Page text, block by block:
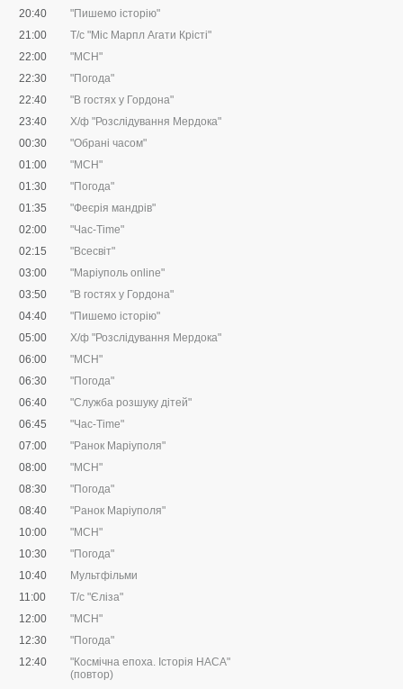
20:40
"Пишемо історію"
21:00
Т/с "Міс Марпл Агати Крісті"
22:00
"МСН"
22:30
"Погода"
22:40
"В гостях у Гордона"
23:40
Х/ф "Розслідування Мердока"
00:30
"Обрані часом"
01:00
"МСН"
01:30
"Погода"
01:35
"Феєрія мандрів"
02:00
"Час-Time"
02:15
"Всесвіт"
03:00
"Маріуполь online"
03:50
"В гостях у Гордона"
04:40
"Пишемо історію"
05:00
Х/ф "Розслідування Мердока"
06:00
"МСН"
06:30
"Погода"
06:40
"Служба розшуку дітей"
06:45
"Час-Time"
07:00
"Ранок Маріуполя"
08:00
"МСН"
08:30
"Погода"
08:40
"Ранок Маріуполя"
10:00
"МСН"
10:30
"Погода"
10:40
Мультфільми
11:00
Т/с "Єліза"
12:00
"МСН"
12:30
"Погода"
12:40
"Космічна епоха. Історія НАСА"
(повтор)